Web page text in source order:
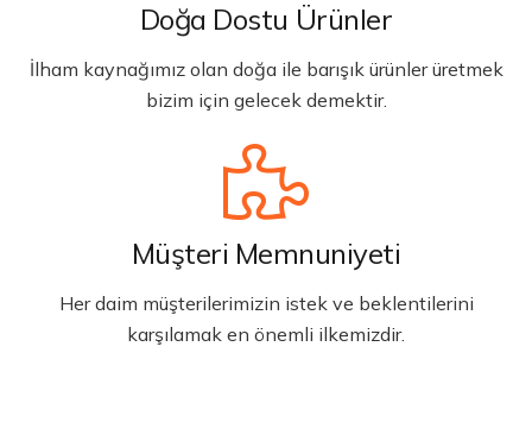
Doğa Dostu Ürünler
İlham kaynağımız olan doğa ile barışık ürünler üretmek
bizim için gelecek demektir.
Müşteri Memnuniyeti
Her daim müşterilerimizin istek ve beklentilerini
karşılamak en önemli ilkemizdir.